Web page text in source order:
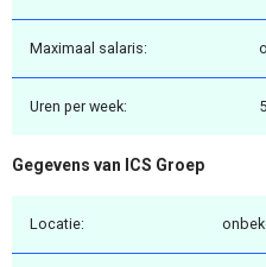
Maximaal salaris:
Uren per week: 5
Gegevens van ICS Groep
Locatie: